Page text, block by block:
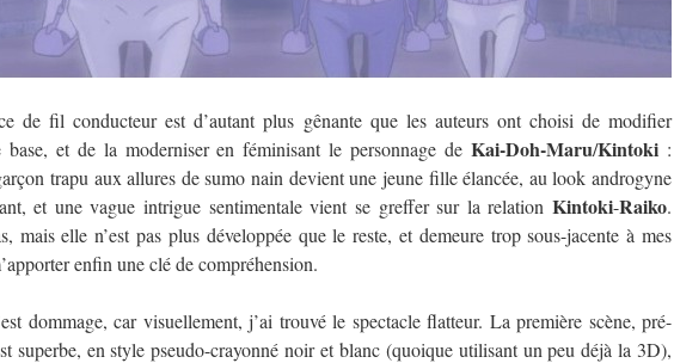
de fil conducteur est d’autant plus gênante que les auteurs ont choisi de modifier
base, et de la moderniser en féminisant le personnage deKai-Doh-Maru/Kintoki :
trapu aux allures de sumo nain devient une jeune fille élancée, au look androgyne
et une vague intrigue sentimentale vient se greffer sur la relation Kintoki-Raiko.
mais elle n’est pas plus développée que le reste, et demeure trop sous-jacente à mes
enfin une clé de compréhension.
dommage, car visuellement, j’ai trouvé le spectacle flatteur. La première scène, pré-
superbe, en style pseudo-crayonné noir et blanc (quoique utilisant un peu déjà la 3D),